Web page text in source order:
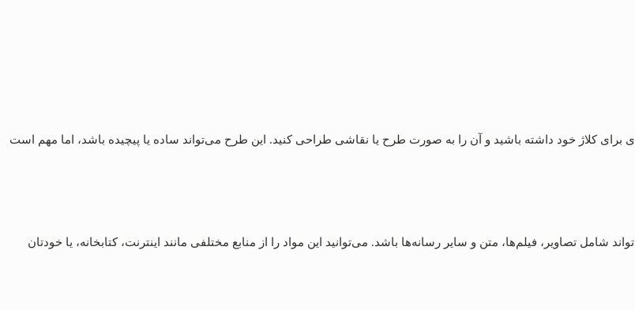
برای کلاژ خود داشته باشید و آن را به صورت طرح یا نقاشی طراحی کنید. این طرح می‌تواند ساده یا پیچیده باشد، اما مهم است
شامل تصاویر، فیلم‌ها، متن و سایر رسانه‌ها باشد. می‌توانید این مواد را از منابع مختلفی مانند اینترنت، کتابخانه، یا خودتان